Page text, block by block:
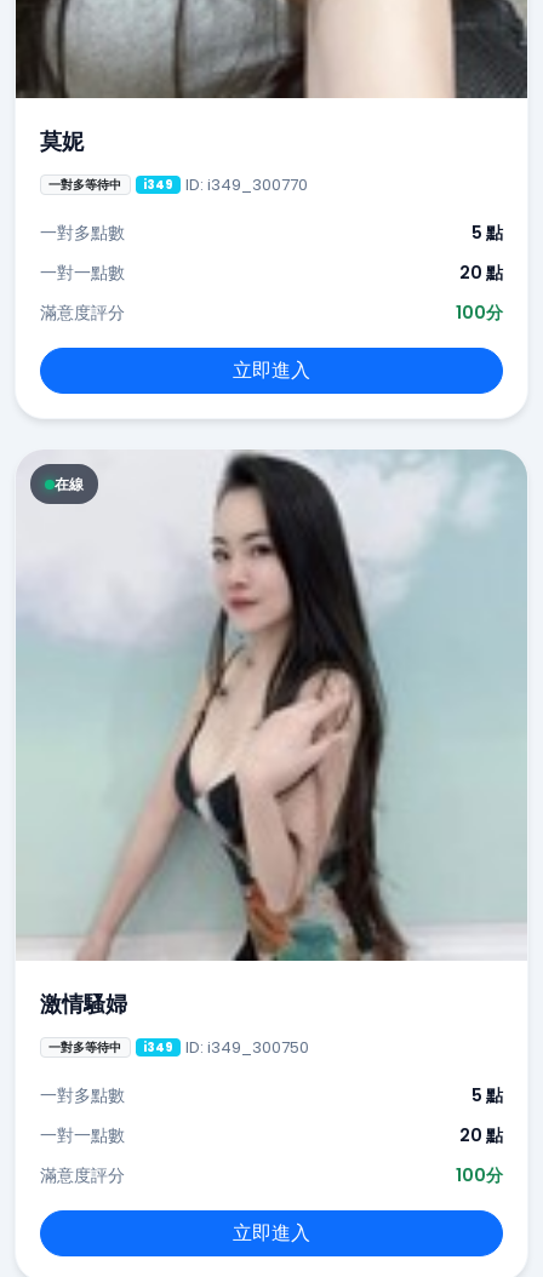
莫妮
一對多等待中 i349 ID: i349_300770
一對多點數
5 點
一對一點數
20 點
滿意度評分
100分
立即進入
在線
激情騷婦
一對多等待中 i349 ID: i349_300750
一對多點數
5 點
一對一點數
20 點
滿意度評分
100分
立即進入